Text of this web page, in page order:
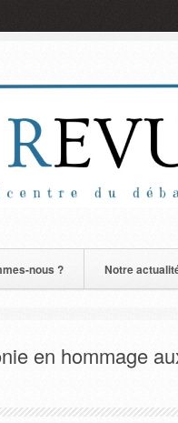
nous ? Notre
en hommage